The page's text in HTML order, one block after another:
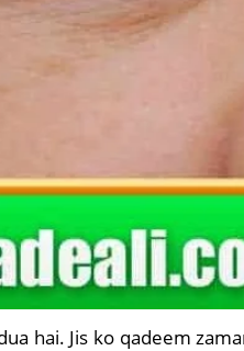
hai. Jis ko qadeem